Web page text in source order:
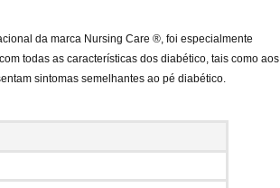
da marca Nursing Care ®, foi especialmente
todas as características dos diabético, tais como aos
sintomas semelhantes ao pé diabético.